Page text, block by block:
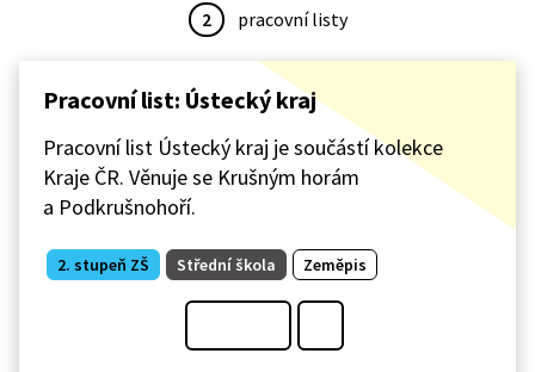
2 pracovní listy
Pracovní list: Ústecký kraj
Pracovní list Ústecký kraj je součástí kolekce
Kraje ČR. Věnuje se Krušným horám
a Podkrušnohoří.
2. stupeň ZŠ Střední škola Zeměpis